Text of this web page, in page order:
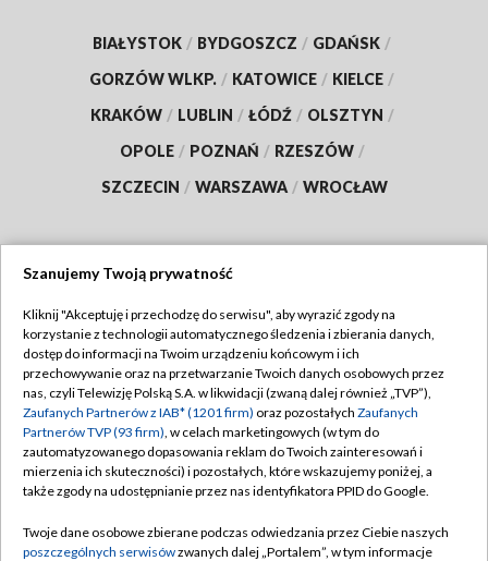
BIAŁYSTOK / BYDGOSZCZ / GDAŃSK /
GORZÓW WLKP. / KATOWICE / KIELCE /
KRAKÓW / LUBLIN / ŁÓDŹ / OLSZTYN /
OPOLE / POZNAŃ / RZESZÓW /
SZCZECIN / WARSZAWA / WROCŁAW
TVP
Abonament TVP
Emisja w TVP
Centrum informacji TVP
Naziemna Telewizja Cyfrowa
Rada Programowa
Regulamin TVP
Polityka prywatności
Moje zgody
Pomoc
Kontakt
Szanujemy Twoją prywatność
Kliknij "Akceptuję i przechodzę do serwisu", aby wyrazić zgody na
korzystanie z technologii automatycznego śledzenia i zbierania danych,
dostęp do informacji na Twoim urządzeniu końcowym i ich
przechowywanie oraz na przetwarzanie Twoich danych osobowych przez
nas, czyli Telewizję Polską S.A. w likwidacji (zwaną dalej również „TVP”),
Zaufanych Partnerów z IAB* (1201 firm) oraz pozostałych Zaufanych
Partnerów TVP (93 firm), w celach marketingowych (w tym do
zautomatyzowanego dopasowania reklam do Twoich zainteresowań i
mierzenia ich skuteczności) i pozostałych, które wskazujemy poniżej, a
także zgody na udostępnianie przez nas identyfikatora PPID do Google.
Twoje dane osobowe zbierane podczas odwiedzania przez Ciebie naszych
poszczególnych serwisówzwanych dalej „Portalem”, w tym informacje